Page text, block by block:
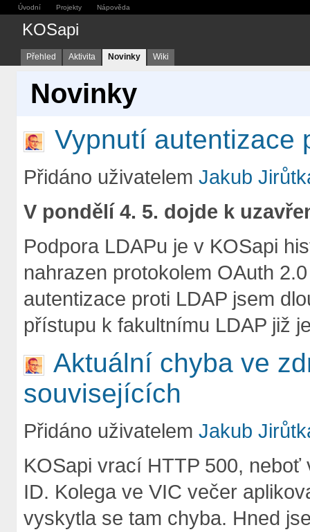
Úvodní Projekty Nápověda
KOSapi
Přehled Aktivita Novinky Wiki
Novinky
Vypnutí autentizace
Přidáno uživatelem Jakub
V pondělí 4. 5. dojde k
Podpora LDAPu je v KOSapi
nahrazen protokolem OAuth
autentizace proti LDAP jsem
přístupu k fakultnímu LDAP již
Aktuální chyba ve
souvisejících
Přidáno uživatelem Jakub
KOSapi vrací HTTP 500,
ID. Kolega ve VIC večer
vyskytla se tam chyba. Hned